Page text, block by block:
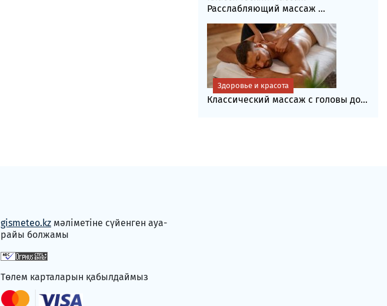
Расслабляющий массаж ...
Классический массаж с головы до...
Здоровье и красота
gismeteo.kz мәліметіне сүйенген ауа-
райы болжамы
Төлем карталарын қабылдаймыз